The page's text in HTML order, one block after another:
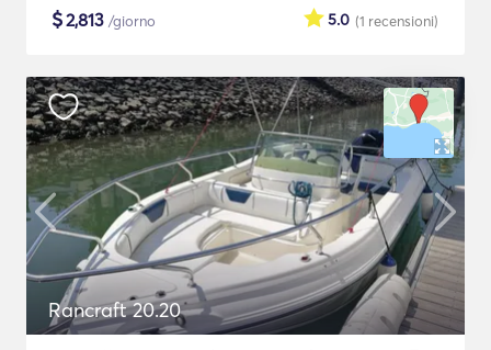
$2,813 /giorno (1 recensioni)
5.0
Rancraft 20.20